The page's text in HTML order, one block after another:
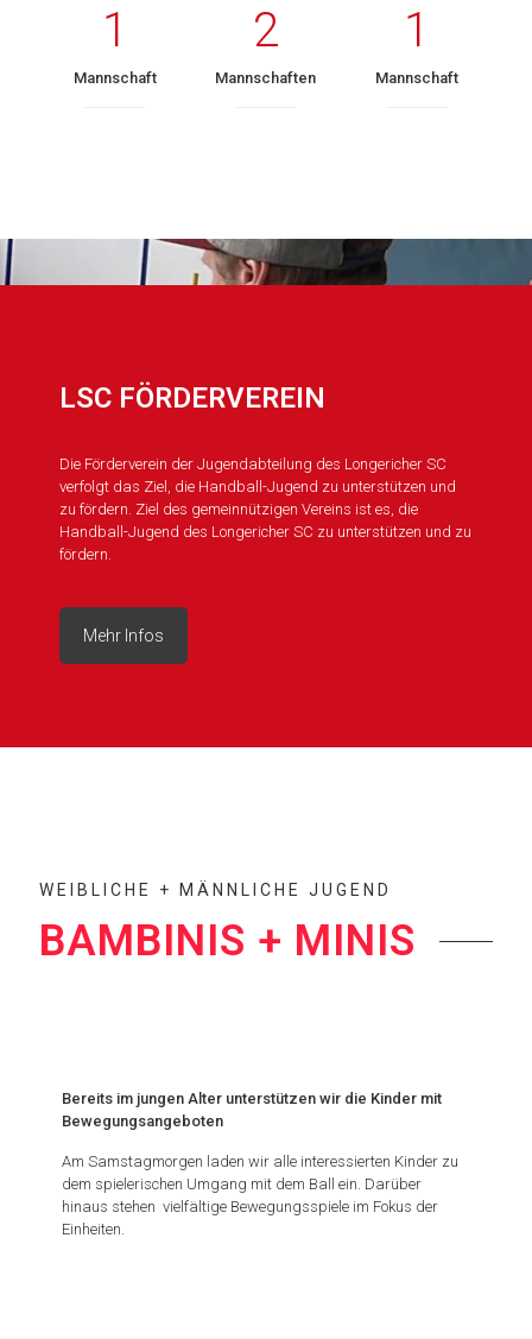
1
Mannschaft
2
Mannschaften
1
Mannschaft
LSC FÖRDERVEREIN
Die Förderverein der Jugendabteilung des Longericher SC
verfolgt das Ziel, die Handball-Jugend zu unterstützen und
zu fördern. Ziel des gemeinnützigen Vereins ist es, die
Handball-Jugend des Longericher SC zu unterstützen und zu
fördern.
Mehr Infos
WEIBLICHE + MÄNNLICHE JUGEND
BAMBINIS + MINIS
Bereits im jungen Alter unterstützen wir die Kinder mit
Bewegungsangeboten
Am Samstagmorgen laden wir alle interessierten Kinder zu
dem spielerischen Umgang mit dem Ball ein. Darüber
hinaus stehen vielfältige Bewegungsspiele im Fokus der
Einheiten.